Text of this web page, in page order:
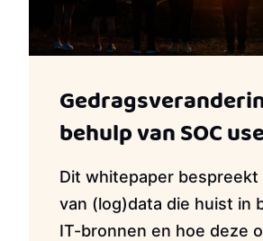
behulp van SOC
Dit whitepaper bespreekt
van (log)data die huist in
IT-bronnen en hoe deze